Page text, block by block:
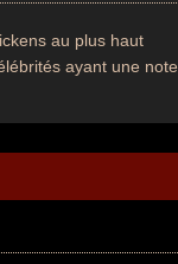
au plus haut
ayant une note